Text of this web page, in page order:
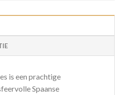
is een prachtige
Spaanse